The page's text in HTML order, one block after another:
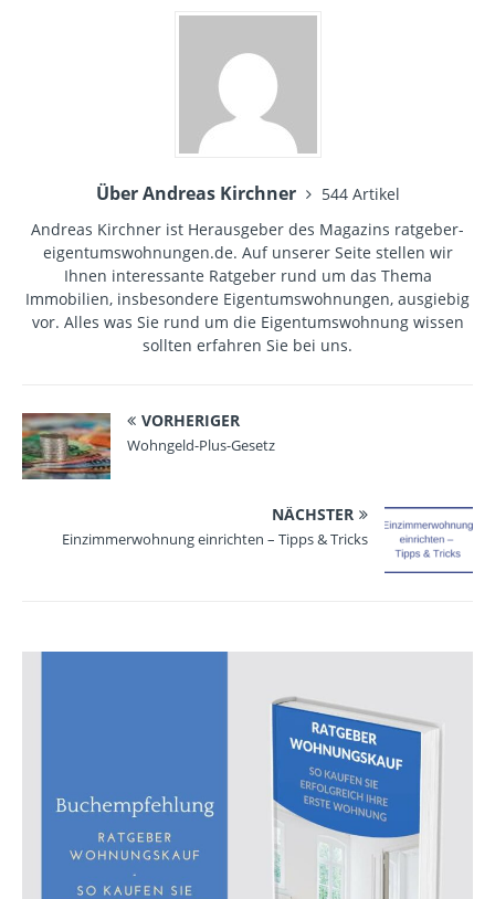
Über Andreas Kirchner
544 Artikel
Andreas Kirchner ist Herausgeber des Magazins ratgeber-
eigentumswohnungen.de. Auf unserer Seite stellen wir
Ihnen interessante Ratgeber rund um das Thema
Immobilien, insbesondere Eigentumswohnungen, ausgiebig
vor. Alles was Sie rund um die Eigentumswohnung wissen
sollten erfahren Sie bei uns.
VORHERIGER
Wohngeld-Plus-Gesetz
NÄCHSTER
Einzimmerwohnung einrichten – Tipps & Tricks